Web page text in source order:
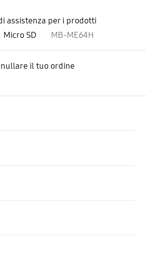
assistenza per i prodotti
Micro SD MB-ME64H
il tuo ordine